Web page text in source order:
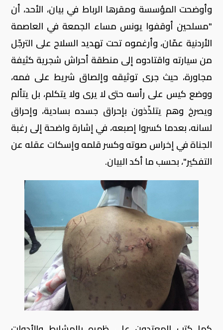
وأوضحت المؤسسة ومقرها الرباط في بيان، الأحد، أن
"مسلحين أوقفوا يونس مساء الجمعة في العاصمة
الأردنية عمّان، وأرغموه تحت تهديد السلاح على الترجّل
من سيارته واقتادوه إلى منطقة أحراش شجرية كثيفة
مجاورة، حيث جرى توثيقه وإلصاق شريط على فمه،
ووضع كيس على رأسه حتى لا يرى ولا يتكلم، بل يتألم
ويصرخ وهم يتلذّذون بإحراق جسده بسادية، وإحراق
لسانه، بعدما كسروا إصبعه، في إشارة واضحة إلى رغبة
الجناة في إخراس صوته وكسر قلمه وإسكات عقله عن
التفكير"، بحسب ما أكد البيان.